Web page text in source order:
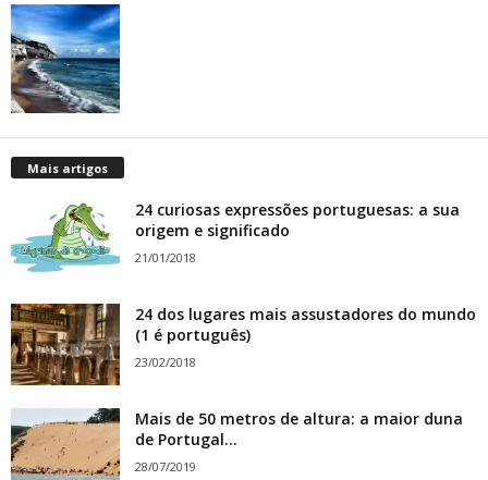
Mais artigos
24 curiosas expressões portuguesas: a sua
origem e significado
21/01/2018
24 dos lugares mais assustadores do mundo
(1 é português)
23/02/2018
Mais de 50 metros de altura: a maior duna
de Portugal...
28/07/2019